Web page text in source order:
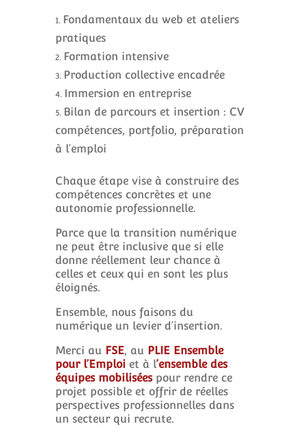
Fondamentaux du web et ateliers
pratiques
Formation intensive
Production collective encadrée
Immersion en entreprise
Bilan de parcours et insertion : CV
compétences, portfolio, préparation
à l’emploi
Chaque étape vise à construire des
compétences concrètes et une
autonomie professionnelle.
Parce que la transition numérique
ne peut être inclusive que si elle
donne réellement leur chance à
celles et ceux qui en sont les plus
éloignés.
Ensemble, nous faisons du
numérique un levier d’insertion.
Merci au FSE, au PLIE Ensemble
pour l’Emploi et à l’ensemble des
équipes mobiliséespour rendre ce
projet possible et offrir de réelles
perspectives professionnelles dans
un secteur qui recrute.